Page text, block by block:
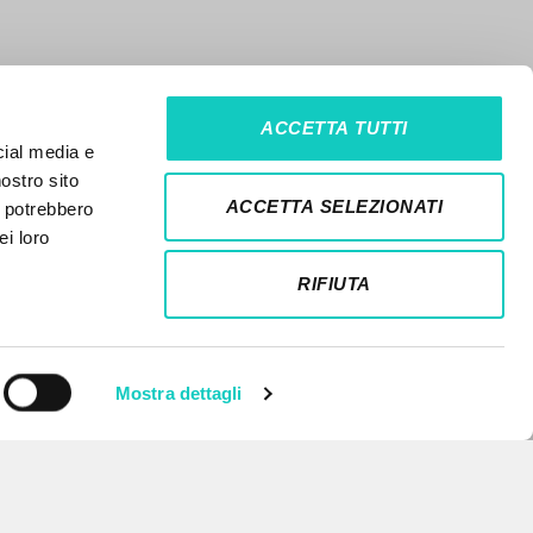
media e
sito
loro
Mostra dettagli
ACCETTA TUTTI
ACCETTA SELEZIONATI
RIFIUTA
NEWSLETTER